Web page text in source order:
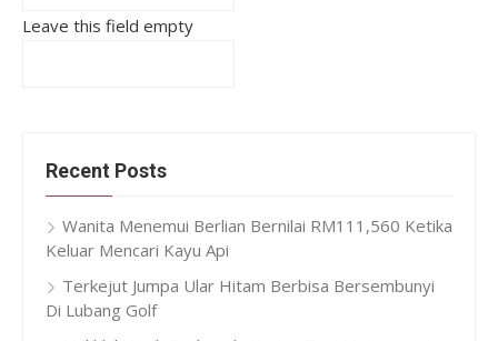
Leave this field empty
Recent Posts
Wanita Menemui Berlian Bernilai RM111,560 Ketika
Keluar Mencari Kayu Api
Terkejut Jumpa Ular Hitam Berbisa Bersembunyi
Di Lubang Golf